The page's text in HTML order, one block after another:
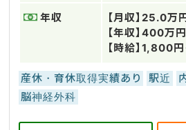
年収
【月収】25.0
【年収】400万
【時給】1,800
産休・育休取得実績あり 駅近
脳神経外科